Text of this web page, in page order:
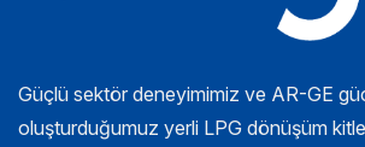
Güçlü sektör deneyimimiz ve AR-GE
oluşturduğumuz yerli LPG dönüşüm